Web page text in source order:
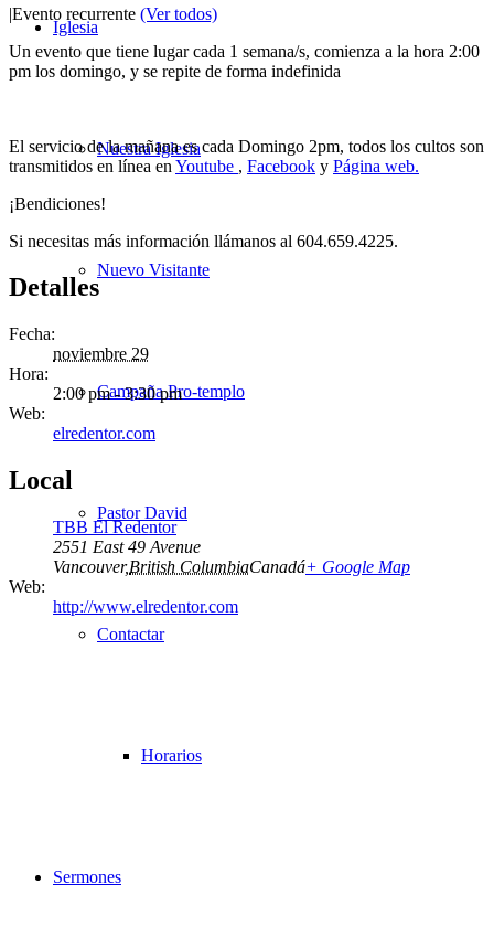
Iglesia
Nuestra Iglesia
Nuevo Visitante
Campaña Pro-templo
Pastor David
Contactar
Horarios
Sermones
|Evento recurrente (Ver todos)
Un evento que tiene lugar cada 1 semana/s, comienza a la hora 2:00
pm los domingo, y se repite de forma indefinida
El servicio de la mañana es cada Domingo 2pm, todos los cultos son
transmitidos en línea en Youtube , Facebook y Página web.
¡Bendiciones!
Si necesitas más información llámanos al 604.659.4225.
Detalles
Fecha:
noviembre 29
Hora:
2:00 pm - 3:30 pm
Web:
elredentor.com
Local
TBB El Redentor
2551 East 49 Avenue
Vancouver,British ColumbiaCanadá+ Google Map
Web:
http://www.elredentor.com